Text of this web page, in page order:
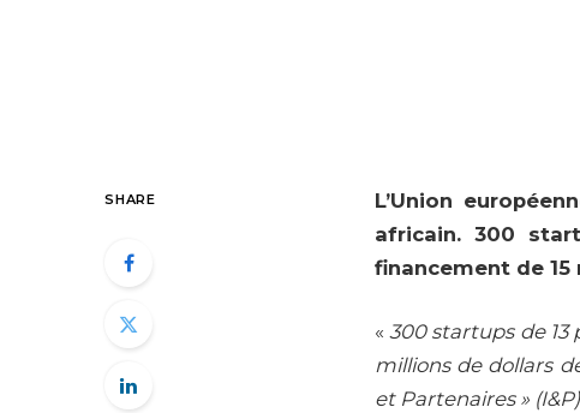
SHARE
L’Union
africain. 300
financement de 15
«300 startups de 13
millions de dollars
et Partenaires » (I&P)